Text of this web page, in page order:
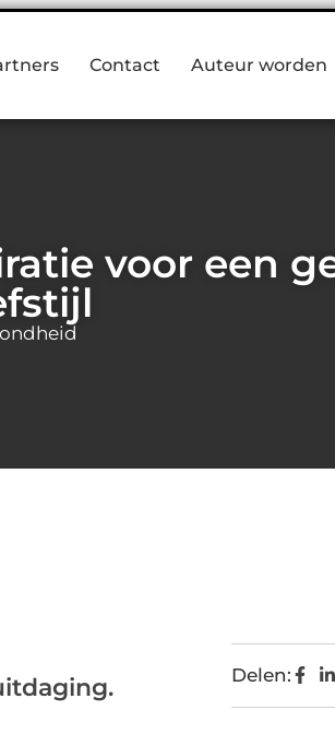
Contact Auteur worden
voor een
Delen: